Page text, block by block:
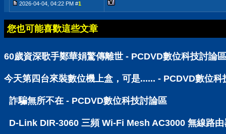
2026-04-04, 04:22 PM #1
您也可能喜歡這些文章
60歲資深歌手鄭華娟驚傳離世 - PCDVD數位科技討論區
今天第四台來裝數位機上盒，可是...... - PCDVD數位科
詐騙無所不在 - PCDVD數位科技討論區
D-Link DIR-3060 三頻 Wi-Fi Mesh AC3000 無線路